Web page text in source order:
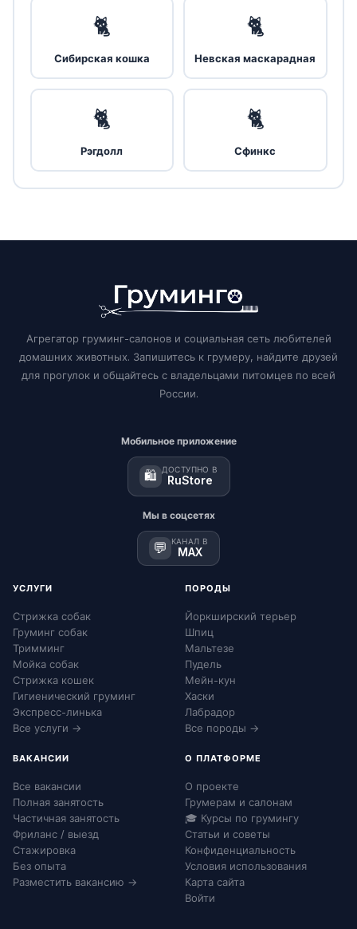
🐈
Сибирская кошка
🐈
Невская маскарадная
🐈
Рэгдолл
🐈
Сфинкс
Агрегатор груминг-салонов и социальная сеть любителей
домашних животных. Запишитесь к грумеру, найдите друзей
для прогулок и общайтесь с владельцами питомцев по всей
России.
Мобильное приложение
🛍️ ДОСТУПНО В
RuStore
Мы в соцсетях
💬 КАНАЛ В
MAX
УСЛУГИ
Стрижка собак
Груминг собак
Тримминг
Мойка собак
Стрижка кошек
Гигиенический груминг
Экспресс-линька
Все услуги →
ПОРОДЫ
Йоркширский терьер
Шпиц
Мальтезе
Пудель
Мейн-кун
Хаски
Лабрадор
Все породы →
ВАКАНСИИ
Все вакансии
Полная занятость
Частичная занятость
Фриланс / выезд
Стажировка
Без опыта
Разместить вакансию →
О ПЛАТФОРМЕ
О проекте
Грумерам и салонам
🎓 Курсы по грумингу
Статьи и советы
Конфиденциальность
Условия использования
Карта сайта
Войти